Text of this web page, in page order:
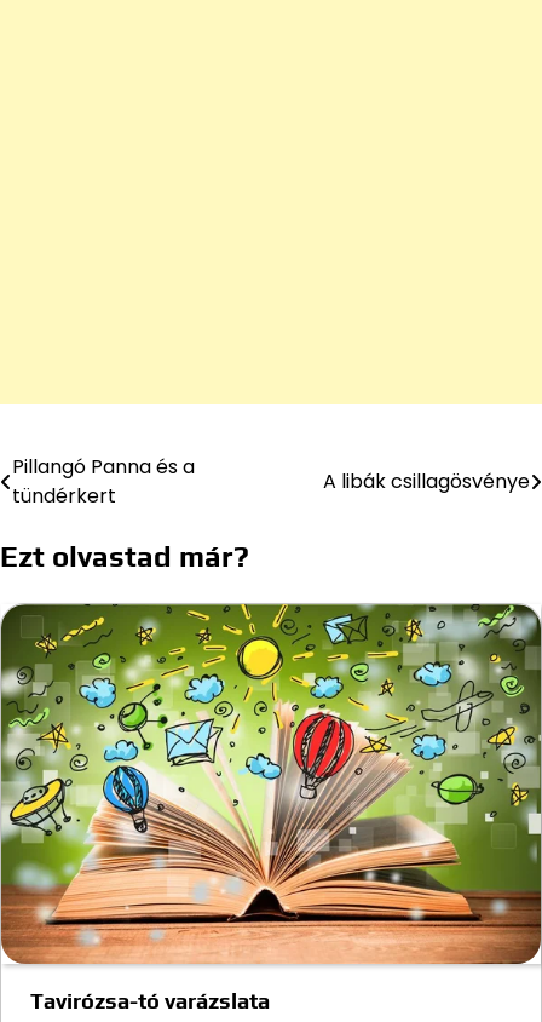
Bejegyzés
Pillangó Panna és a
tündérkert
A libák csillagösvénye
Ezt olvastad már?
Tavirózsa-tó varázslata